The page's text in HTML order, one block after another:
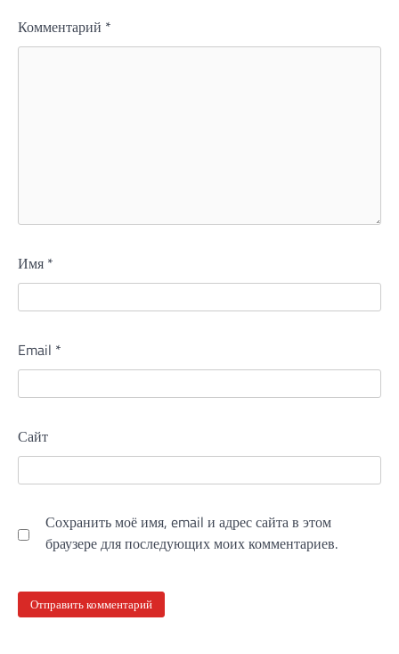
Комментарий *
Имя *
Email *
Сайт
Сохранить моё имя, email и адрес сайта в этом
браузере для последующих моих комментариев.